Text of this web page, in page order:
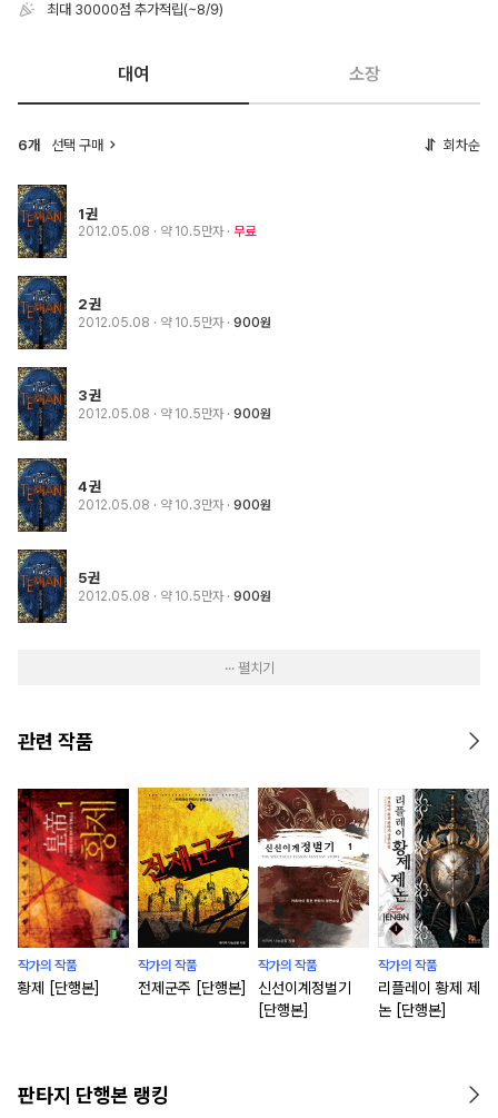
최대 30000점 추가적립(~8/9)
대여 소장
6개 선택 구매 회차순
1권
2012.05.08 · 약 10.5만자 무료
2권
2012.05.08 · 약 10.5만자 900원
3권
2012.05.08 · 약 10.5만자 900원
4권
2012.05.08 · 약 10.3만자 900원
5권
2012.05.08 · 약 10.5만자 900원
··· 펼치기
관련 작품
작가의 작품
황제 [단행본]
작가의 작품
전제군주 [단행본]
작가의 작품
신선이계정벌기
[단행본]
작가의 작품
리플레이 황제 제
논 [단행본]
판타지 단행본 랭킹